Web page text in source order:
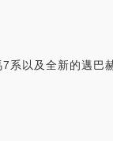
系以及全新的邁巴